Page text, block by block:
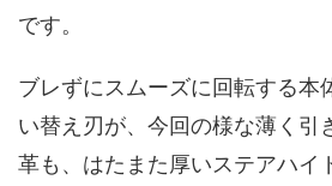
です。
ブレずにスムーズに回転する本
い替え刃が、今回の様な薄く引
革も、はたまた厚いステアハイ